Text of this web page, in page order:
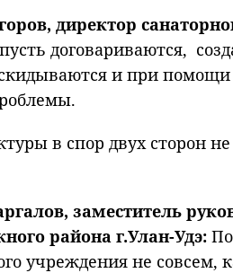
директор
договариваются,
и при помощи
в спор двух сторон
заместитель
района г.Улан-Удэ:
учреждения не совсем,